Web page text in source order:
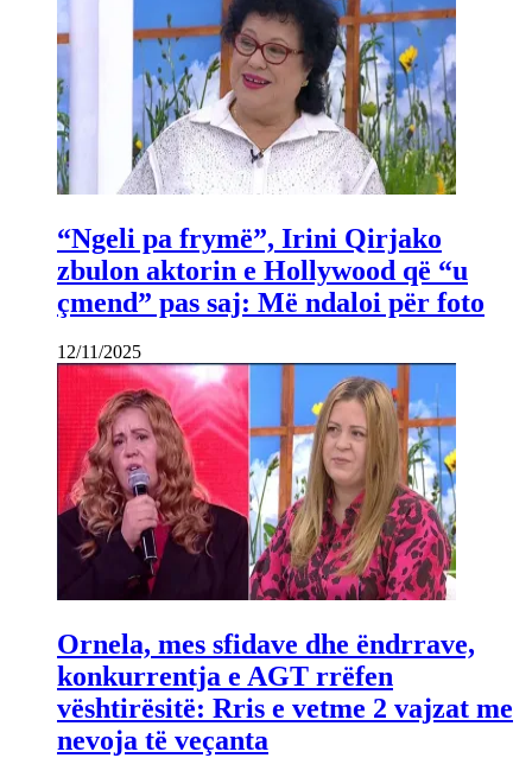
“Ngeli pa frymë”, Irini Qirjako
zbulon aktorin e Hollywood që “u
çmend” pas saj: Më ndaloi për foto
12/11/2025
Ornela, mes sfidave dhe ëndrrave,
konkurrentja e AGT rrëfen
vështirësitë: Rris e vetme 2 vajzat me
nevoja të veçanta